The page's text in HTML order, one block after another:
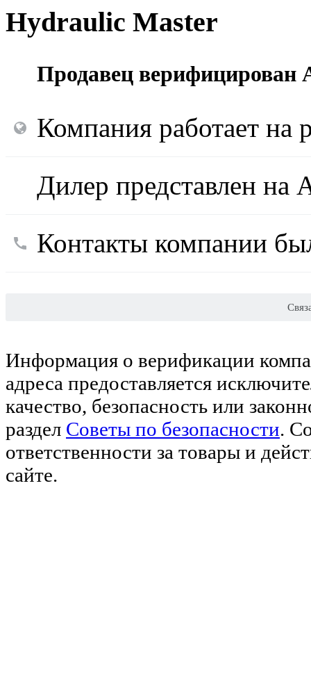
Hydraulic Master
Продавец верифицирован
Компания работает на
Дилер представлен на
Контакты компании
Информация о верификации
адреса предоставляется
качество, безопасность или
раздел Советы по безопасности.
ответственности за товары и
сайте.